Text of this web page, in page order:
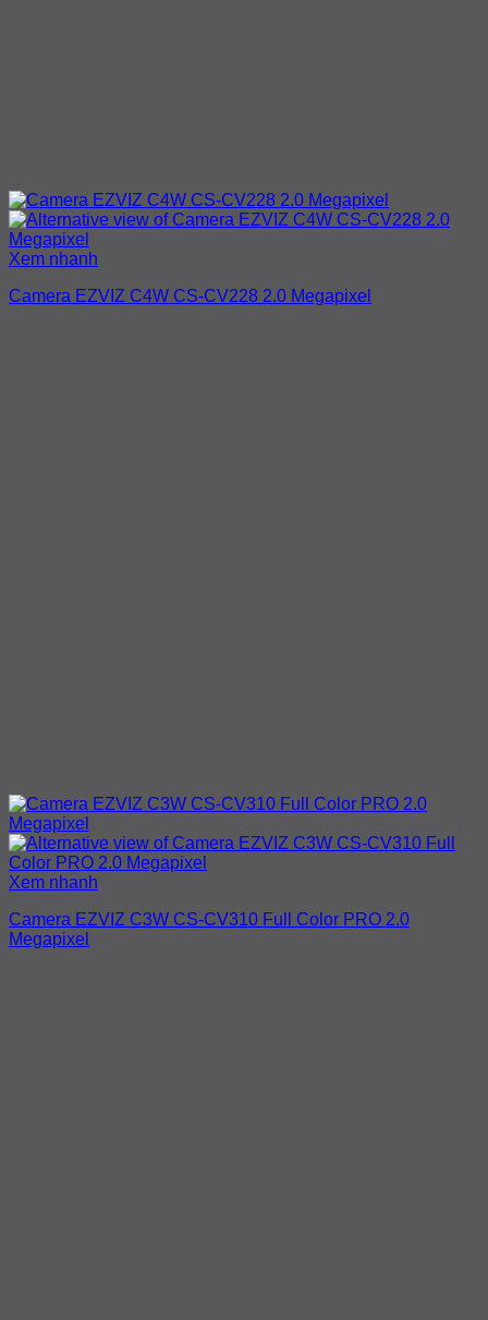
Xem nhanh
Camera EZVIZ C4W CS-CV228 2.0 Megapixel
Xem nhanh
Camera EZVIZ C3W CS-CV310 Full Color PRO 2.0
Megapixel